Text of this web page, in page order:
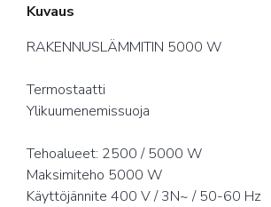
Kuvaus
RAKENNUSLÄMMITIN 5000 W
Termostaatti
Ylikuumenemissuoja
Tehoalueet: 2500 / 5000 W
Maksimiteho 5000 W
Käyttöjännite 400 V / 3N~ / 50-60 Hz